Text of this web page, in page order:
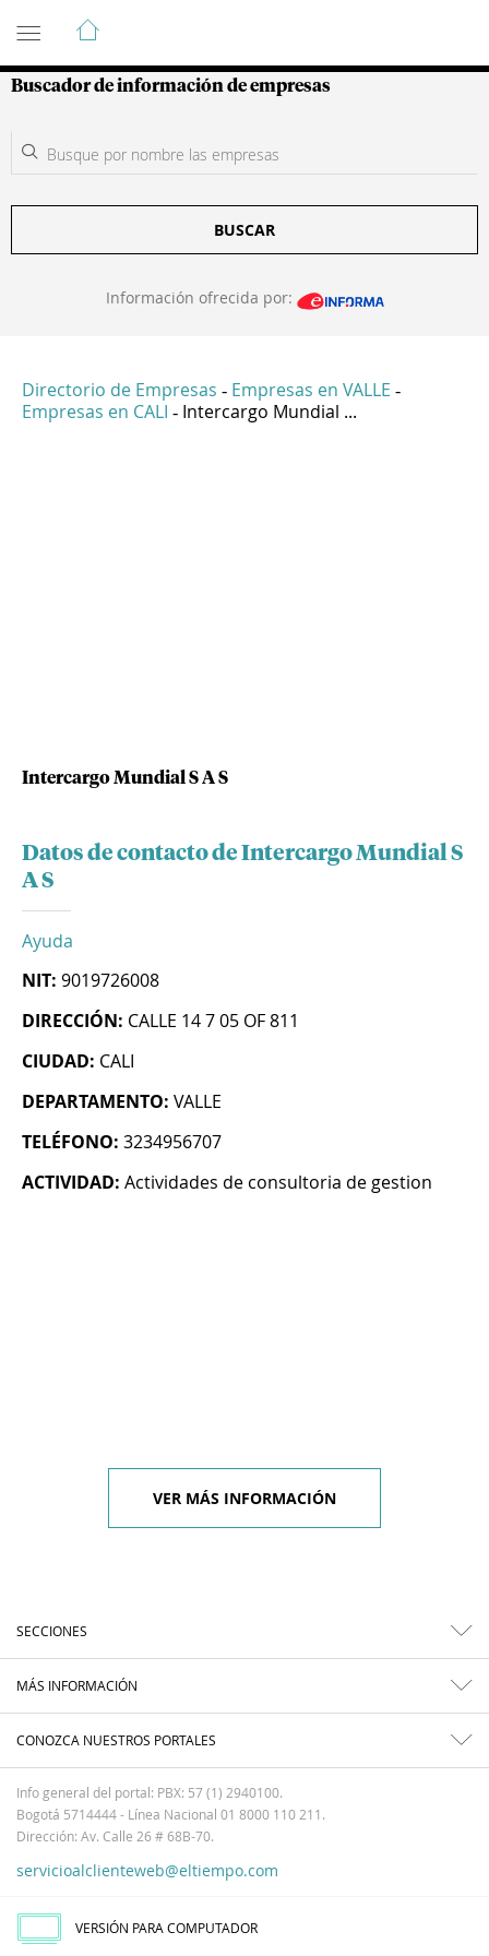
Guía de Empresas Colombianas
Buscador de información de empresas
BUSCAR
Información ofrecida por:
Directorio de Empresas - Empresas en VALLE -
Empresas en CALI - Intercargo Mundial ...
Intercargo Mundial S A S
Datos de contacto de Intercargo Mundial S
A S
Ayuda
NIT: 9019726008
DIRECCIÓN: CALLE 14 7 05 OF 811
CIUDAD: CALI
DEPARTAMENTO: VALLE
TELÉFONO: 3234956707
ACTIVIDAD: Actividades de consultoria de gestion
VER MÁS INFORMACIÓN
SECCIONES
MÁS INFORMACIÓN
CONOZCA NUESTROS PORTALES
Info general del portal: PBX: 57 (1) 2940100.
Bogotá 5714444 - Línea Nacional 01 8000 110 211.
Dirección: Av. Calle 26 # 68B-70.
servicioalclienteweb@eltiempo.com
VERSIÓN PARA COMPUTADOR